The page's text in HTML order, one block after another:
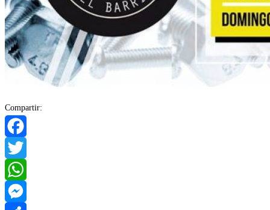
Compartir:
Facebook
Twitter
WhatsApp